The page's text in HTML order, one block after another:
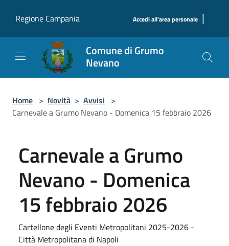
Regione Campania
Accedi all'area personale |
Comune di Grumo
Nevano
Home > Novità > Avvisi >
Carnevale a Grumo Nevano - Domenica 15 febbraio 2026
Carnevale a Grumo
Nevano - Domenica
15 febbraio 2026
Cartellone degli Eventi Metropolitani 2025-2026 -
Città Metropolitana di Napoli